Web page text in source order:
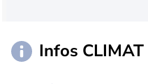
Infos CLIMAT